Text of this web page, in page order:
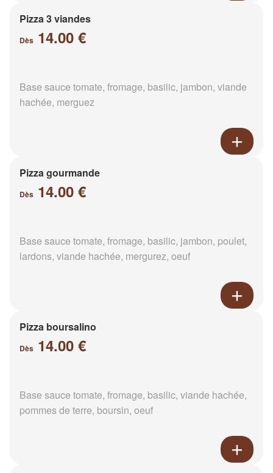
Pizza 3 viandes
Dès 14.00 €
Base sauce tomate, fromage, basilic, jambon, viande
hachée, merguez
Pizza gourmande
Dès 14.00 €
Base sauce tomate, fromage, basilic, jambon, poulet,
lardons, viande hachée, mergurez, oeuf
Pizza boursalino
Dès 14.00 €
Base sauce tomate, fromage, basilic, viande hachée,
pommes de terre, boursin, oeuf